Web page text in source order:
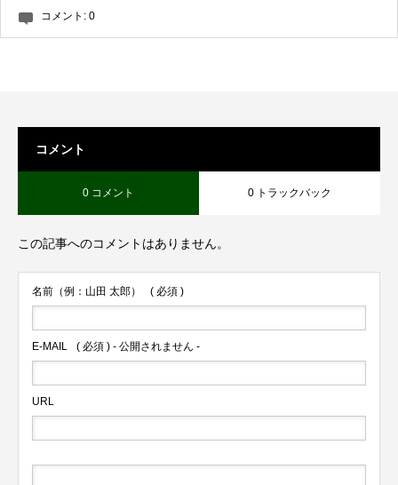
コメント: 0
コメント
0 コメント 0 トラックバック
この記事へのコメントはありません。
名前（例：山田 太郎） ( 必須 )
E-MAIL ( 必須 ) - 公開されません -
URL